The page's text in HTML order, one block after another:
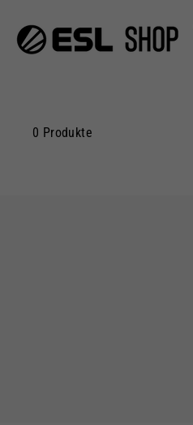
zum
Inhalt
0 Produkte